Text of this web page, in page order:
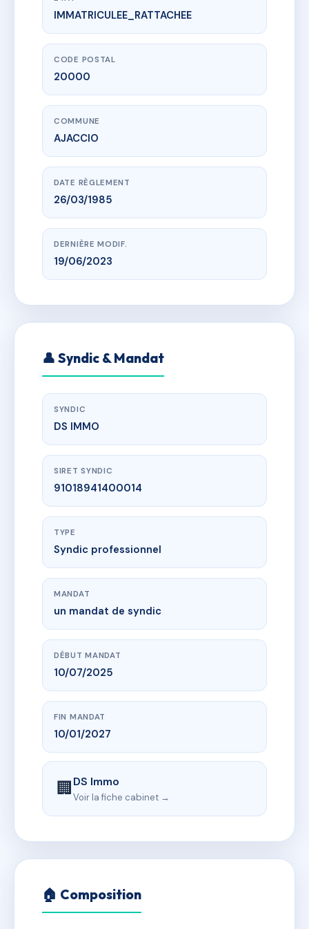
www.vme.plus/AF2792166
RESIDENCE LA PIETRINA
AVENUE DE LA GRANDE ARMEE
IMMATRICULEE_RATTACHEE
CODE POSTAL
20000
COMMUNE
AJACCIO
DATE RÈGLEMENT
26/03/1985
DERNIÈRE MODIF.
19/06/2023
👤 Syndic & Mandat
SYNDIC
DS IMMO
SIRET SYNDIC
91018941400014
TYPE
Syndic professionnel
MANDAT
un mandat de syndic
DÉBUT MANDAT
10/07/2025
FIN MANDAT
10/01/2027
🏢DS Immo
Voir la fiche cabinet →
🏠 Composition